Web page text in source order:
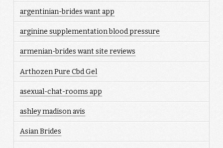
argentinian-brides want app
arginine supplementation blood pressure
armenian-brides want site reviews
Arthozen Pure Cbd Gel
asexual-chat-rooms app
ashley madison avis
Asian Brides